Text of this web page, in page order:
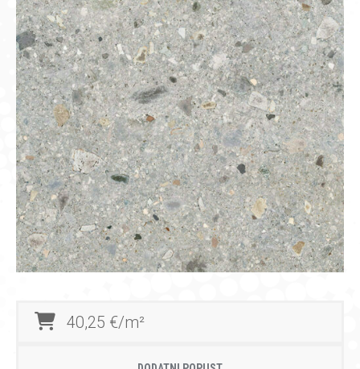
40,25 €/m²